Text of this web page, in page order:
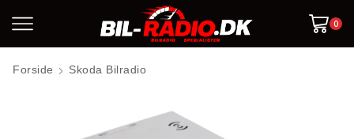
0
Forside Skoda Bilradio